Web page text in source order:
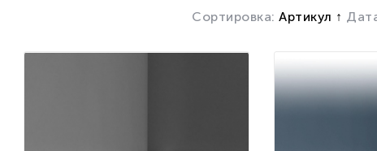
Сортировка: Артикул